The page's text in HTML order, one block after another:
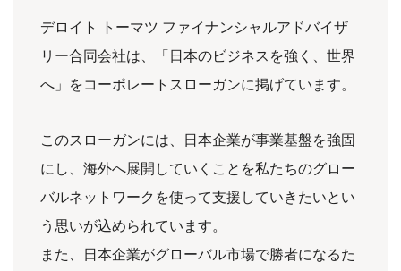
デロイト トーマツ ファイナンシャルアドバイザ
リー合同会社は、「日本のビジネスを強く、世界
へ」をコーポレートスローガンに掲げています。
このスローガンには、日本企業が事業基盤を強固
にし、海外へ展開していくことを私たちのグロー
バルネットワークを使って支援していきたいとい
う思いが込められています。
また、日本企業がグローバル市場で勝者になるた